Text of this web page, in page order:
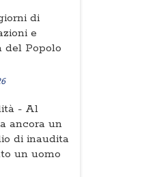
di
e
del Popolo
- Al
ancora un
di inaudita
un uomo